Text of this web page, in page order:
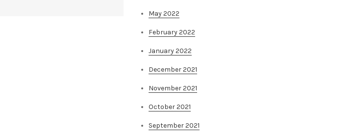
May 2022
February 2022
January 2022
December 2021
November 2021
October 2021
September 2021